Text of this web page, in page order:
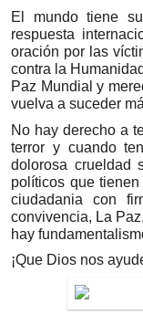
El mundo tiene
respuesta
oración por las
contra la
Paz Mundial y
vuelva a suceder
No hay derecho a
terror y cuando
dolorosa crueldad
políticos que
ciudadania con
convivencia, La
hay
¡Que Dios nos